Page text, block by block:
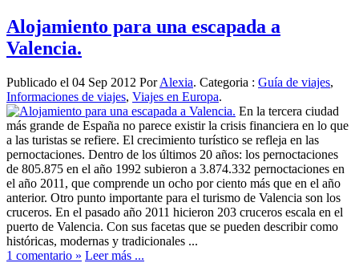
Alojamiento para una escapada a
Valencia.
Publicado el 04 Sep 2012 PorAlexia. Categoria : Guía de viajes,
Informaciones de viajes, Viajes en Europa.
En la tercera ciudad
más grande de España no parece existir la crisis financiera en lo que
a las turistas se refiere. El crecimiento turístico se refleja en las
pernoctaciones. Dentro de los últimos 20 años: los pernoctaciones
de 805.875 en el año 1992 subieron a 3.874.332 pernoctaciones en
el año 2011, que comprende un ocho por ciento más que en el año
anterior. Otro punto importante para el turismo de Valencia son los
cruceros. En el pasado año 2011 hicieron 203 cruceros escala en el
puerto de Valencia. Con sus facetas que se pueden describir como
históricas, modernas y tradicionales ...
1 comentario » Leer más ...